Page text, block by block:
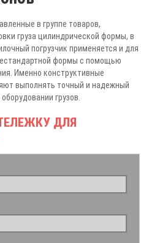
в группе товаров,
груза цилиндрической формы, в
погрузчик применяется и для
формы с помощью
Именно конструктивные
выполнять точный и надежный
грузов.
ДЛЯ